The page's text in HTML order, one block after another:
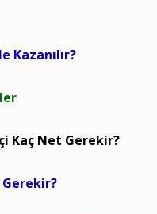
Kazanılır?
Kaç Net Gerekir?
Gerekir?